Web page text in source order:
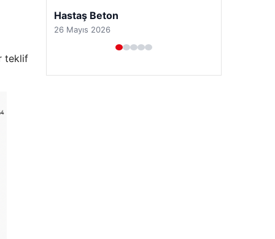
teklif
Prenses Night Club
29 Nisan 2026